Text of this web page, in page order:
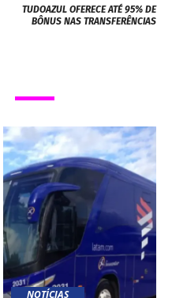
TUDOAZUL OFERECE ATÉ 95% DE
BÔNUS NAS TRANSFERÊNCIAS
NOTÍCIAS